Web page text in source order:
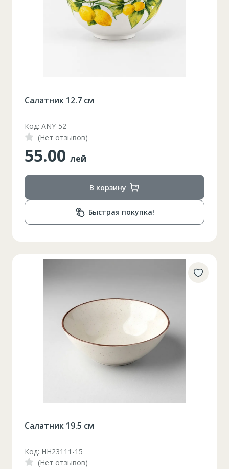
Салатник 12.7 см
Код: ANY-52
(Нет отзывов)
55.00 лей
В корзину
Быстрая покупка!
Салатник 19.5 см
Код: HH23111-15
(Нет отзывов)